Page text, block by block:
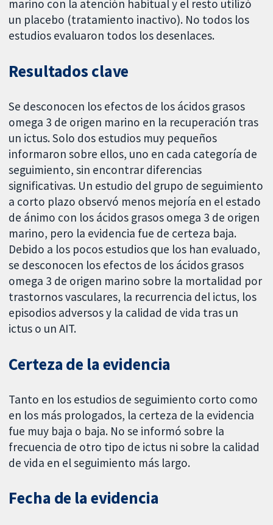
marino con la atención habitual y el resto utilizó
un placebo (tratamiento inactivo). No todos los
estudios evaluaron todos los desenlaces.
Resultados clave
Se desconocen los efectos de los ácidos grasos
omega 3 de origen marino en la recuperación tras
un ictus. Solo dos estudios muy pequeños
informaron sobre ellos, uno en cada categoría de
seguimiento, sin encontrar diferencias
significativas. Un estudio del grupo de seguimiento
a corto plazo observó menos mejoría en el estado
de ánimo con los ácidos grasos omega 3 de origen
marino, pero la evidencia fue de certeza baja.
Debido a los pocos estudios que los han evaluado,
se desconocen los efectos de los ácidos grasos
omega 3 de origen marino sobre la mortalidad por
trastornos vasculares, la recurrencia del ictus, los
episodios adversos y la calidad de vida tras un
ictus o un AIT.
Certeza de la evidencia
Tanto en los estudios de seguimiento corto como
en los más prologados, la certeza de la evidencia
fue muy baja o baja. No se informó sobre la
frecuencia de otro tipo de ictus ni sobre la calidad
de vida en el seguimiento más largo.
Fecha de la evidencia